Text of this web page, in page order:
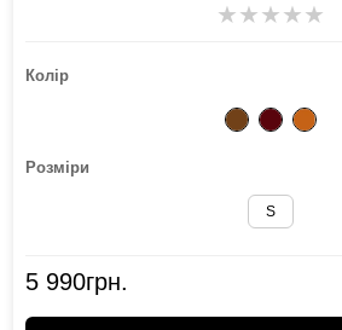
★★★★★
Колір
Розміри
S
5 990грн.